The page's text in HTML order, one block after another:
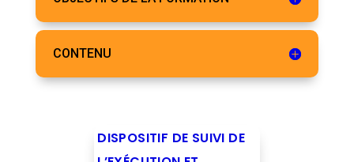
CONTENU
DISPOSITIF DE SUIVI DE